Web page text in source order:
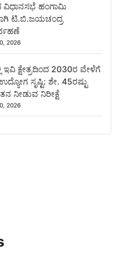
ವಿಧಾನಸಭೆ ಹಂಗಾಮಿ
ಟಿ.ಬಿ.ಜಯಚಂದ್ರ
2026
ಇವಿ ಕ್ಷೇತ್ರದಿಂದ 2030ರ ವೇಳೆಗೆ
ಸೃಷ್ಟಿ: ಶೇ. 45ರಷ್ಟು
ನೀಡುವ ನಿರೀಕ್ಷೆ
2026